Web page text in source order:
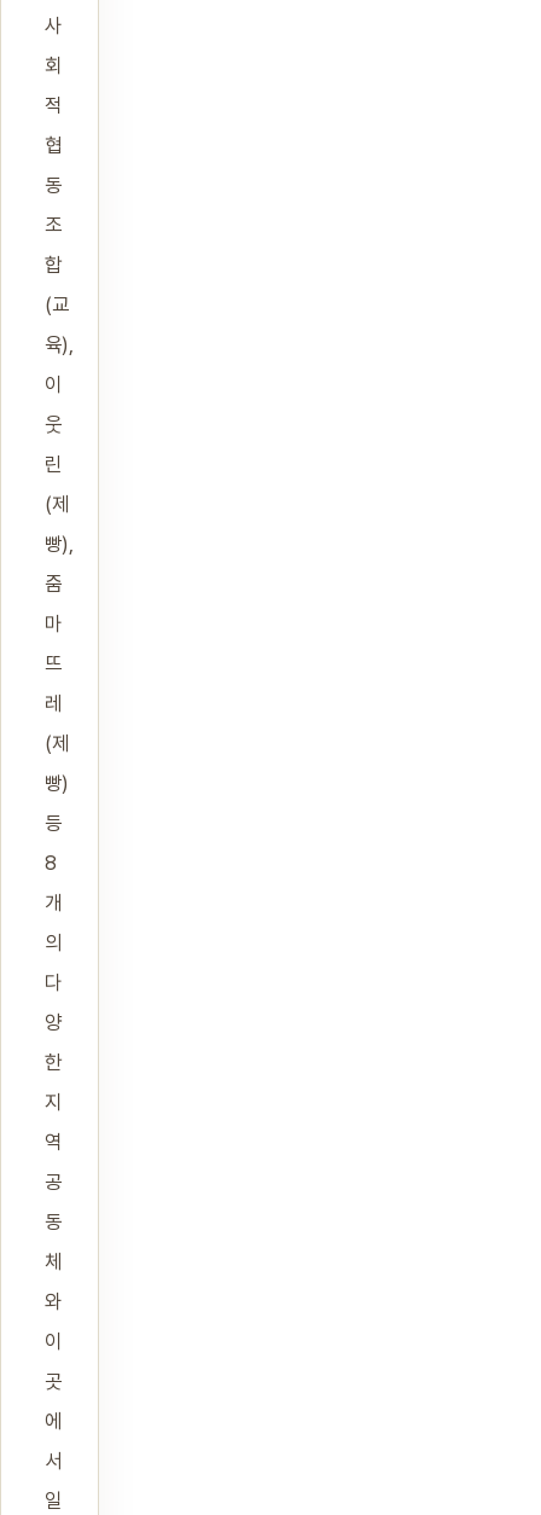
사
회
적
협
동
조
합
(교
육),
이
웃
린
(제
빵),
줌
마
뜨
레
(제
빵)
등
8
개
의
다
양
한
지
역
공
동
체
와
이
곳
에
서
일